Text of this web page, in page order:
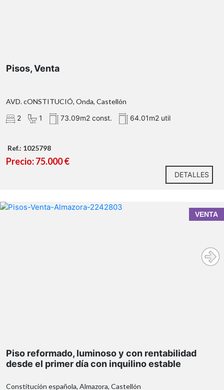
Pisos, Venta
AVD. cONSTITUCIÓ, Onda, Castellón
2
1 73.09m2 const. 64.01m2 util
Ref.: 1025798
Precio: 75.000 €
DETALLES
VENTA
Piso reformado, luminoso y con rentabilidad
desde el primer día con inquilino estable
Constitución española, Almazora, Castellón